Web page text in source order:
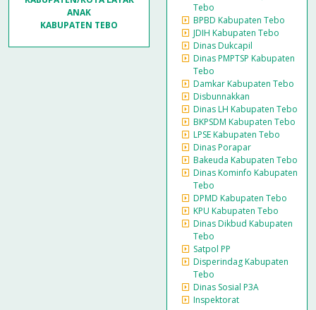
ANAK
KABUPATEN TEBO
Tebo
BPBD Kabupaten Tebo
JDIH Kabupaten Tebo
Dinas Dukcapil
Dinas PMPTSP Kabupaten
Tebo
Damkar Kabupaten Tebo
Disbunnakkan
Dinas LH Kabupaten Tebo
BKPSDM Kabupaten Tebo
LPSE Kabupaten Tebo
Dinas Porapar
Bakeuda Kabupaten Tebo
Dinas Kominfo Kabupaten
Tebo
DPMD Kabupaten Tebo
KPU Kabupaten Tebo
Dinas Dikbud Kabupaten
Tebo
Satpol PP
Disperindag Kabupaten
Tebo
Dinas Sosial P3A
Inspektorat